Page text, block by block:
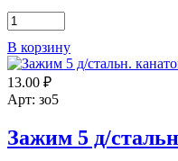
Количество
товара
Зажим
6
д/
стальн.
одинарн.
(SIMPLEX),
В корзину
13.00 ₽
Арт: зо5
Зажим 5 д/